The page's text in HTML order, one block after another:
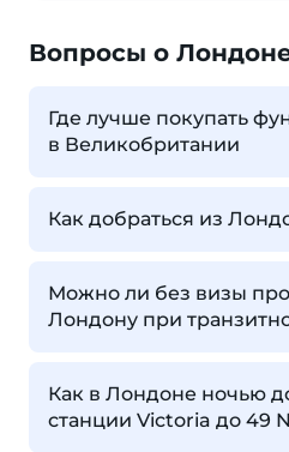
Вопросы о
Где лучше покупать
в Великобритании
Как добраться из
Можно ли без визы
Лондону при
Как в Лондоне ночью
станции Victoria до 49